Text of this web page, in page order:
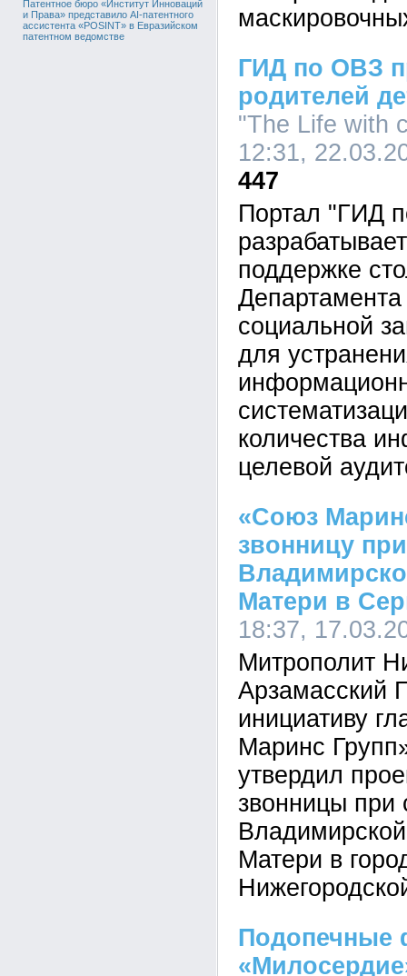
Патентное бюро «Институт Инноваций
и Права» представило AI-патентного
ассистента «POSINT» в Евразийском
патентном ведомстве
ГИД по ОВЗ
родителей
"The Life with
12:31,
447
Портал "ГИД
поддержке
Департамента
социальной
для
количества
целевой
«Союз
звонницу
Матери в
18:37,
Митрополит
Арзамасский
инициативу
Маринс
утвердил
звонницы при
Матери в
Подопечные